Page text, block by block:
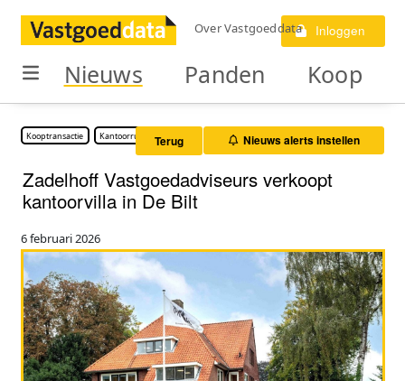
Over Vastgoeddata Inloggen
Nieuws Panden Koop
Kooptransactie KantoorruimteTerug Nieuws alerts instellen
Zadelhoff Vastgoedadviseurs verkoopt
kantoorvilla in De Bilt
6 februari 2026